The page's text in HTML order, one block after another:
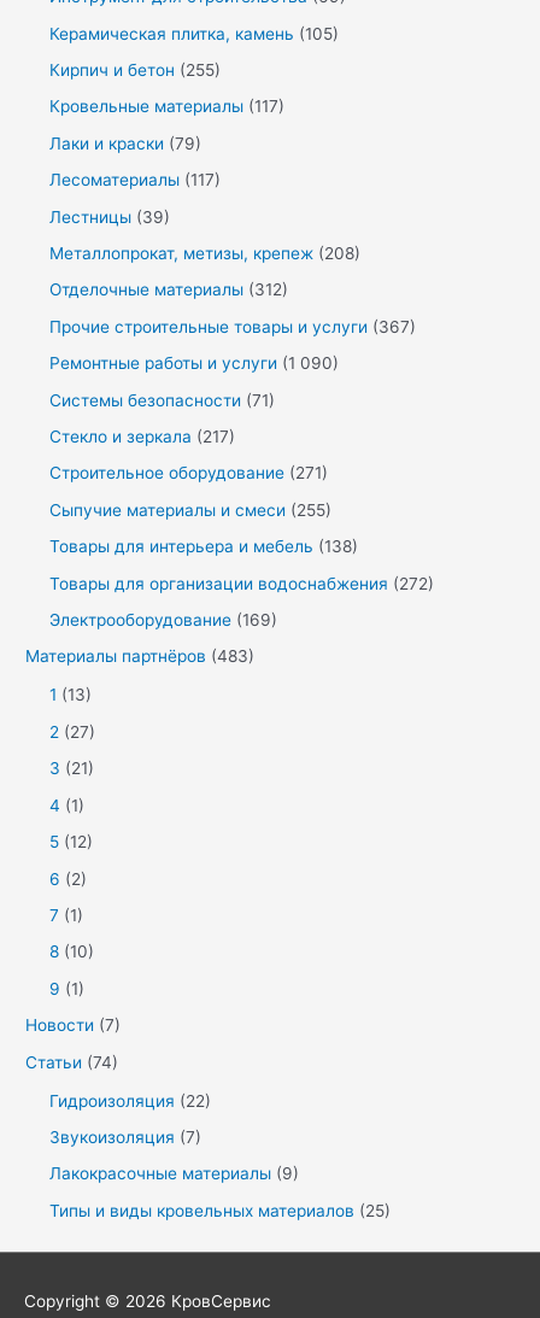
Керамическая плитка, камень (105)
Кирпич и бетон (255)
Кровельные материалы (117)
Лаки и краски (79)
Лесоматериалы (117)
Лестницы (39)
Металлопрокат, метизы, крепеж (208)
Отделочные материалы (312)
Прочие строительные товары и услуги (367)
Ремонтные работы и услуги (1 090)
Системы безопасности (71)
Стекло и зеркала (217)
Строительное оборудование (271)
Сыпучие материалы и смеси (255)
Товары для интерьера и мебель (138)
Товары для организации водоснабжения (272)
Электрооборудование (169)
Материалы партнёров (483)
1 (13)
2 (27)
3 (21)
4 (1)
5 (12)
6 (2)
7 (1)
8 (10)
9 (1)
Новости (7)
Статьи (74)
Гидроизоляция (22)
Звукоизоляция (7)
Лакокрасочные материалы (9)
Типы и виды кровельных материалов (25)
Copyright © 2026 КровСервис